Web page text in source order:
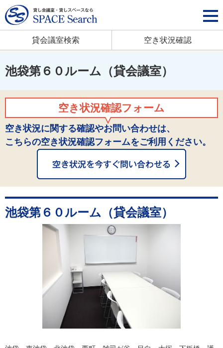
貸会議室検索 空き状況確認
池袋第６０ルーム（貸会議室）
空き状況確認フォーム
空き状況に関する確認やお問い合わせは、
こちらの空き状況確認フォームをご利用ください。
池袋第６０ルーム（貸会議室）